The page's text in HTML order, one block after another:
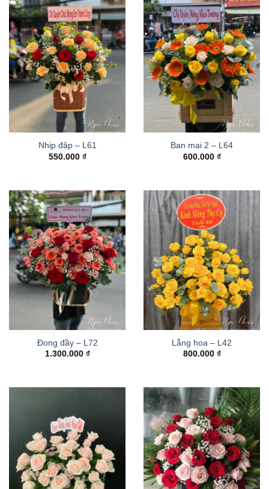
Nhịp đập – L61
550.000 ₫
Ban mai 2 – L64
600.000 ₫
Đong đầy – L72
1.300.000 ₫
Lẵng hoa – L42
800.000 ₫